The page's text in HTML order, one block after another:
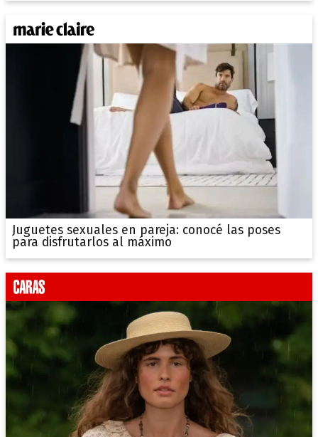
Juguetes sexuales en pareja: conocé las poses
para disfrutarlos al máximo